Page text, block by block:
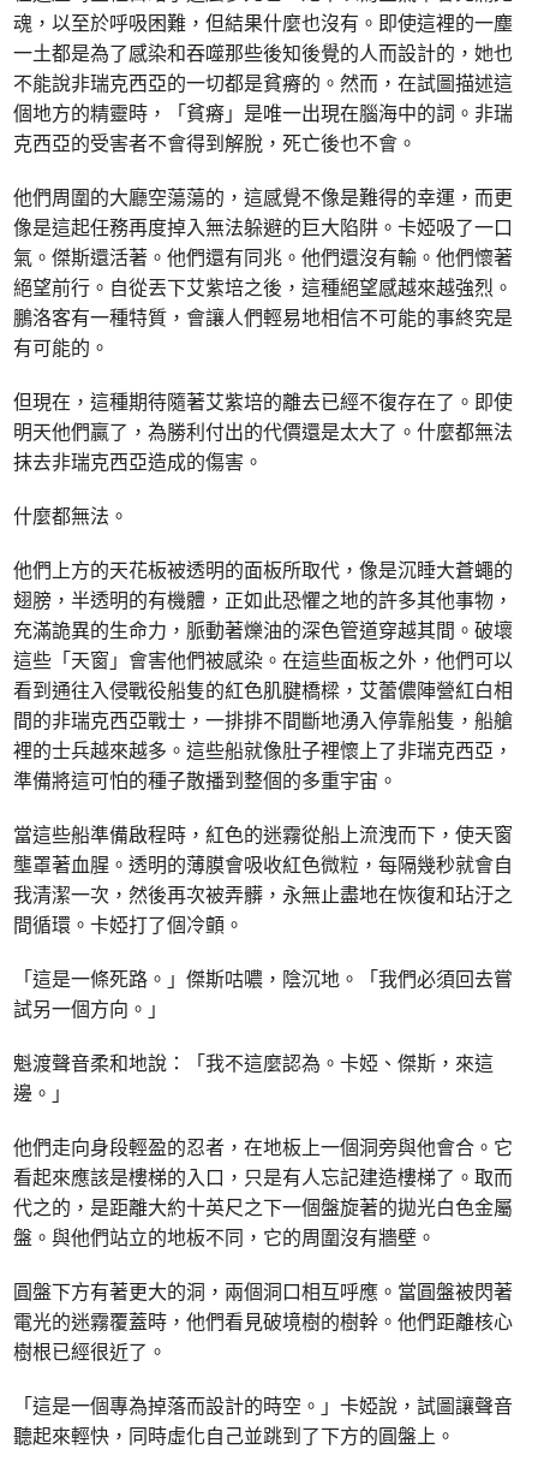
魂，以至於呼吸困難，但結果什麼也沒有。即使這裡的一塵
一土都是為了感染和吞噬那些後知後覺的人而設計的，她也
不能說非瑞克西亞的一切都是貧瘠的。然而，在試圖描述這
個地方的精靈時，「貧瘠」是唯一出現在腦海中的詞。非瑞
克西亞的受害者不會得到解脫，死亡後也不會。
他們周圍的大廳空蕩蕩的，這感覺不像是難得的幸運，而更
像是這起任務再度掉入無法躲避的巨大陷阱。卡婭吸了一口
氣。傑斯還活著。他們還有同兆。他們還沒有輸。他們懷著
絕望前行。自從丟下艾紫培之後，這種絕望感越來越強烈。
鵬洛客有一種特質，會讓人們輕易地相信不可能的事終究是
有可能的。
但現在，這種期待隨著艾紫培的離去已經不復存在了。即使
明天他們贏了，為勝利付出的代價還是太大了。什麼都無法
抹去非瑞克西亞造成的傷害。
什麼都無法。
他們上方的天花板被透明的面板所取代，像是沉睡大蒼蠅的
翅膀，半透明的有機體，正如此恐懼之地的許多其他事物，
充滿詭異的生命力，脈動著爍油的深色管道穿越其間。破壞
這些「天窗」會害他們被感染。在這些面板之外，他們可以
看到通往入侵戰役船隻的紅色肌腱橋樑，艾蕾儂陣營紅白相
間的非瑞克西亞戰士，一排排不間斷地湧入停靠船隻，船艙
裡的士兵越來越多。這些船就像肚子裡懷上了非瑞克西亞，
準備將這可怕的種子散播到整個的多重宇宙。
當這些船準備啟程時，紅色的迷霧從船上流洩而下，使天窗
壟罩著血腥。透明的薄膜會吸收紅色微粒，每隔幾秒就會自
我清潔一次，然後再次被弄髒，永無止盡地在恢復和玷汙之
間循環。卡婭打了個冷顫。
「這是一條死路。」傑斯咕噥，陰沉地。「我們必須回去嘗
試另一個方向。」
魁渡聲音柔和地說：「我不這麼認為。卡婭、傑斯，來這
邊。」
他們走向身段輕盈的忍者，在地板上一個洞旁與他會合。它
看起來應該是樓梯的入口，只是有人忘記建造樓梯了。取而
代之的，是距離大約十英尺之下一個盤旋著的拋光白色金屬
盤。與他們站立的地板不同，它的周圍沒有牆壁。
圓盤下方有著更大的洞，兩個洞口相互呼應。當圓盤被閃著
電光的迷霧覆蓋時，他們看見破境樹的樹幹。他們距離核心
樹根已經很近了。
「這是一個專為掉落而設計的時空。」卡婭說，試圖讓聲音
聽起來輕快，同時虛化自己並跳到了下方的圓盤上。